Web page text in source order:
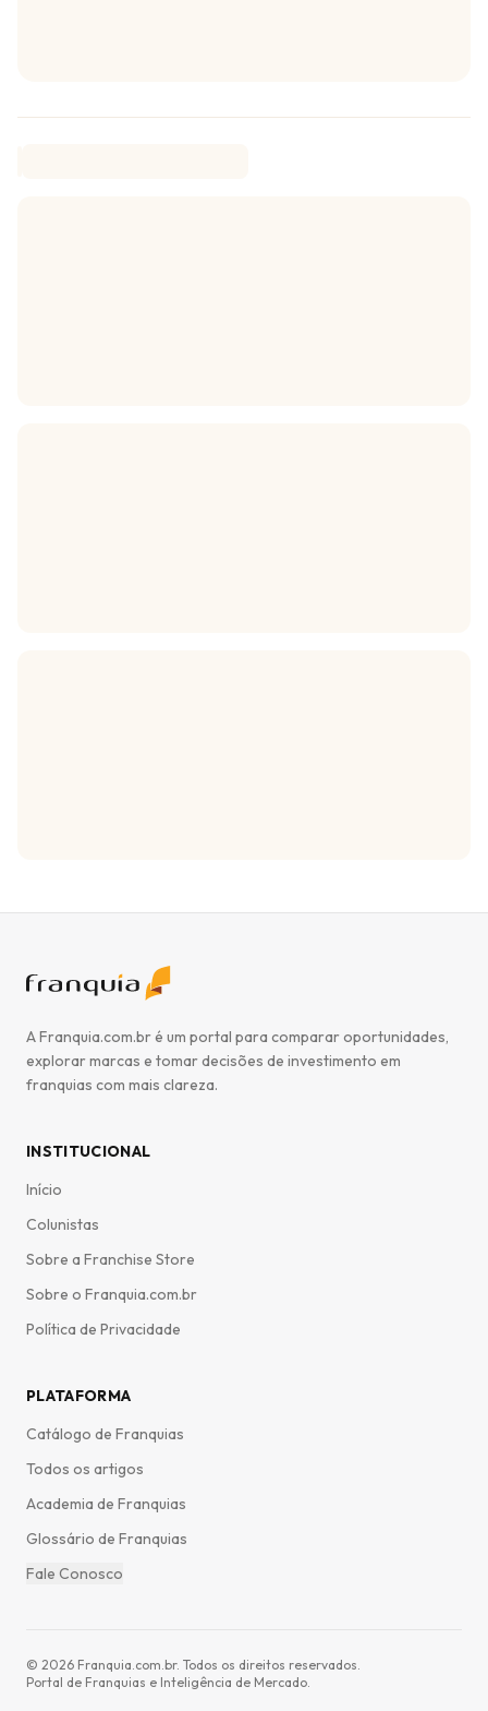
A Franquia.com.br é um portal para comparar oportunidades,
explorar marcas e tomar decisões de investimento em
franquias com mais clareza.
INSTITUCIONAL
Início
Colunistas
Sobre a Franchise Store
Sobre o Franquia.com.br
Política de Privacidade
PLATAFORMA
Catálogo de Franquias
Todos os artigos
Academia de Franquias
Glossário de Franquias
Fale Conosco
© 2026 Franquia.com.br. Todos os direitos reservados.
Portal de Franquias e Inteligência de Mercado.